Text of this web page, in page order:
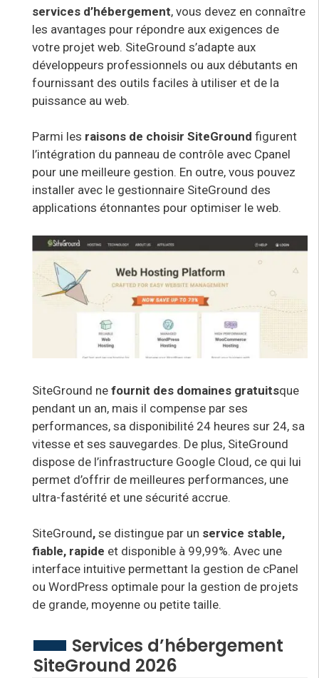
services d’hébergement, vous devez en connaître
les avantages pour répondre aux exigences de
votre projet web. SiteGround s’adapte aux
développeurs professionnels ou aux débutants en
fournissant des outils faciles à utiliser et de la
puissance au web.
Parmi les raisons de choisir SiteGround figurent
l’intégration du panneau de contrôle avec Cpanel
pour une meilleure gestion. En outre, vous pouvez
installer avec le gestionnaire SiteGround des
applications étonnantes pour optimiser le web.
SiteGround ne fournit des domaines gratuitsque
pendant un an, mais il compense par ses
performances, sa disponibilité 24 heures sur 24, sa
vitesse et ses sauvegardes. De plus, SiteGround
dispose de l’infrastructure Google Cloud, ce qui lui
permet d’offrir de meilleures performances, une
ultra-fastérité et une sécurité accrue.
SiteGround, se distingue par un service stable,
fiable, rapide et disponible à 99,99%. Avec une
interface intuitive permettant la gestion de cPanel
ou WordPress optimale pour la gestion de projets
de grande, moyenne ou petite taille.
Services d’hébergement
SiteGround 2026